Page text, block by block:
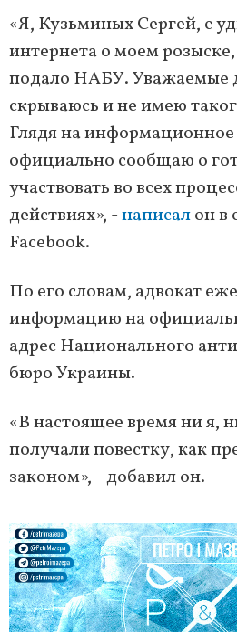
«Я, Кузьминых Сергей, с
интернета о моем
подало НАБУ. Уважаемые
скрываюсь и не имею
Глядя на информационное
официально сообщаю о
участвовать во всех
действиях», -написалон в
Facebook.
По его словам, адвокат
информацию на
адрес Национального
бюро Украины.
«В настоящее время ни я,
получали повестку, как
законом», - добавил он.